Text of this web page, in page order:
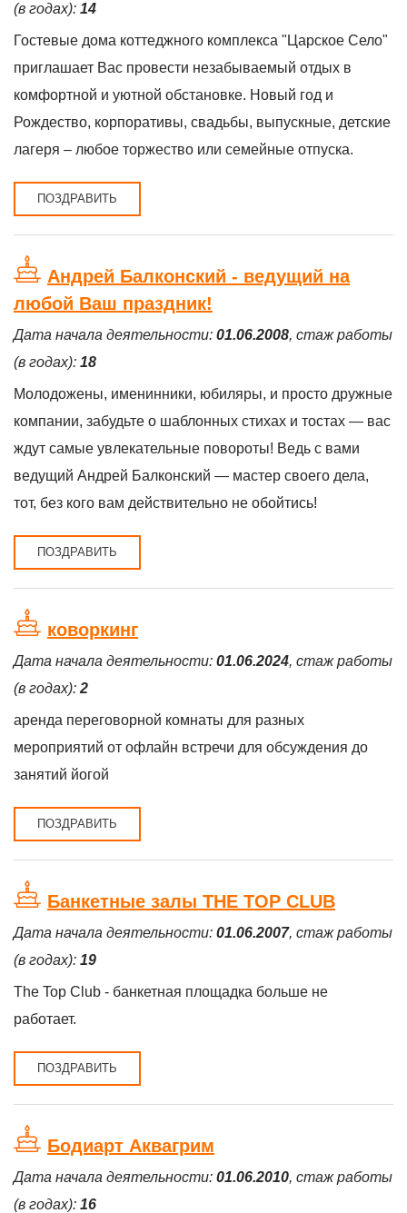
(в годах): 14
Гостевые дома коттеджного комплекса "Царское Село"
приглашает Вас провести незабываемый отдых в
комфортной и уютной обстановке. Новый год и
Рождество, корпоративы, свадьбы, выпускные, детские
лагеря – любое торжество или семейные отпуска.
ПОЗДРАВИТЬ
Андрей Балконский - ведущий на
любой Ваш праздник!
Дата начала деятельности: 01.06.2008, стаж работы
(в годах): 18
Молодожены, именинники, юбиляры, и просто дружные
компании, забудьте о шаблонных стихах и тостах — вас
ждут самые увлекательные повороты! Ведь с вами
ведущий Андрей Балконский — мастер своего дела,
тот, без кого вам действительно не обойтись!
ПОЗДРАВИТЬ
коворкинг
Дата начала деятельности: 01.06.2024, стаж работы
(в годах): 2
аренда переговорной комнаты для разных
мероприятий от офлайн встречи для обсуждения до
занятий йогой
ПОЗДРАВИТЬ
Банкетные залы THE TOP CLUB
Дата начала деятельности: 01.06.2007, стаж работы
(в годах): 19
The Top Club - банкетная площадка больше не
работает.
ПОЗДРАВИТЬ
Бодиарт Аквагрим
Дата начала деятельности: 01.06.2010, стаж работы
(в годах): 16